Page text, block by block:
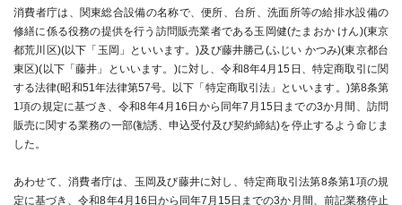
消費者庁は、関東総合設備の名称で、便所、台所、洗面所等の給排水設備の
修繕に係る役務の提供を行う訪問販売業者である玉岡健(たまおか けん)(東京
都荒川区)(以下「玉岡」といいます。)及び藤井勝己(ふじい かつみ)(東京都台
東区)(以下「藤井」といいます。)に対し、令和8年4月15日、特定商取引に関
する法律(昭和51年法律第57号。以下「特定商取引法」といいます。)第8条第
1項の規定に基づき、令和8年4月16日から同年7月15日までの3か月間、訪問
販売に関する業務の一部(勧誘、申込受付及び契約締結)を停止するよう命じま
した。
あわせて、消費者庁は、玉岡及び藤井に対し、特定商取引法第8条第1項の規
定に基づき、令和8年4月16日から同年7月15日までの3か月間、前記業務停止